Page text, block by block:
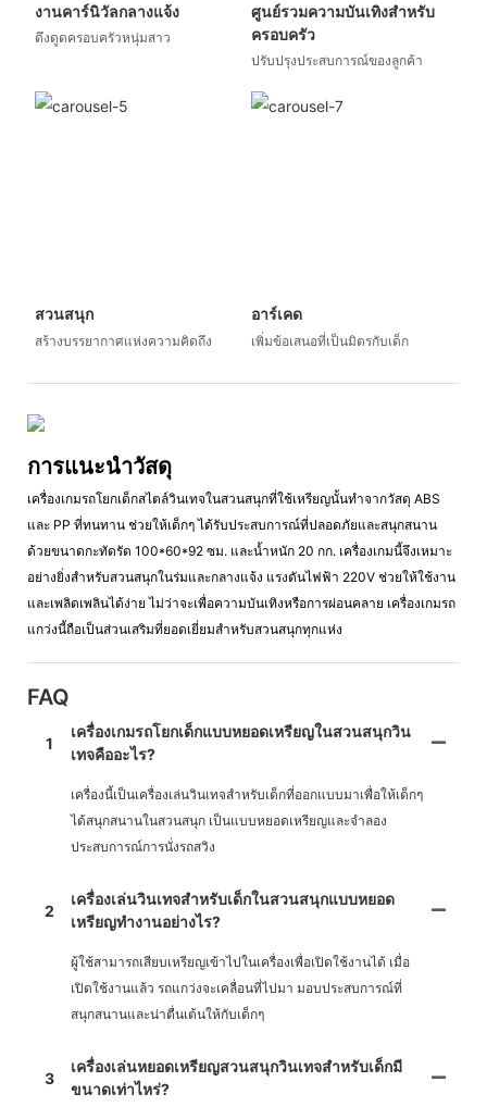
งานคาร์นิวัลกลางแจ้ง
ดึงดูดครอบครัวหนุ่มสาว
ศูนย์รวมความบันเทิงสำหรับ
ครอบครัว
ปรับปรุงประสบการณ์ของลูกค้า
สวนสนุก
สร้างบรรยากาศแห่งความคิดถึง
อาร์เคด
เพิ่มข้อเสนอที่เป็นมิตรกับเด็ก
การแนะนำวัสดุ
เครื่องเกมรถโยกเด็กสไตล์วินเทจในสวนสนุกที่ใช้เหรียญนั้นทำจากวัสดุ ABS
และ PP ที่ทนทาน ช่วยให้เด็กๆ ได้รับประสบการณ์ที่ปลอดภัยและสนุกสนาน
ด้วยขนาดกะทัดรัด 100*60*92 ซม. และน้ำหนัก 20 กก. เครื่องเกมนี้จึงเหมาะ
อย่างยิ่งสำหรับสวนสนุกในร่มและกลางแจ้ง แรงดันไฟฟ้า 220V ช่วยให้ใช้งาน
และเพลิดเพลินได้ง่าย ไม่ว่าจะเพื่อความบันเทิงหรือการผ่อนคลาย เครื่องเกมรถ
แกว่งนี้ถือเป็นส่วนเสริมที่ยอดเยี่ยมสำหรับสวนสนุกทุกแห่ง
FAQ
1
เครื่องเกมรถโยกเด็กแบบหยอดเหรียญในสวนสนุกวิน
เทจคืออะไร?
เครื่องนี้เป็นเครื่องเล่นวินเทจสำหรับเด็กที่ออกแบบมาเพื่อให้เด็กๆ
ได้สนุกสนานในสวนสนุก เป็นแบบหยอดเหรียญและจำลอง
ประสบการณ์การนั่งรถสวิง
2
เครื่องเล่นวินเทจสำหรับเด็กในสวนสนุกแบบหยอด
เหรียญทำงานอย่างไร?
ผู้ใช้สามารถเสียบเหรียญเข้าไปในเครื่องเพื่อเปิดใช้งานได้ เมื่อ
เปิดใช้งานแล้ว รถแกว่งจะเคลื่อนที่ไปมา มอบประสบการณ์ที่
สนุกสนานและน่าตื่นเต้นให้กับเด็กๆ
3
เครื่องเล่นหยอดเหรียญสวนสนุกวินเทจสำหรับเด็กมี
ขนาดเท่าไหร่?